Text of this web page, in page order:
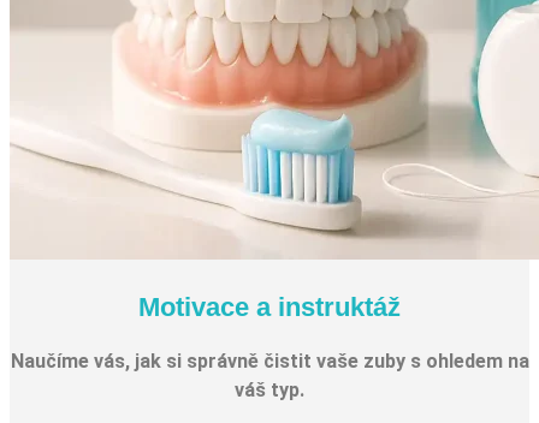
Motivace a instruktáž
Naučíme vás, jak si správně čistit vaše zuby s ohledem na
váš typ.